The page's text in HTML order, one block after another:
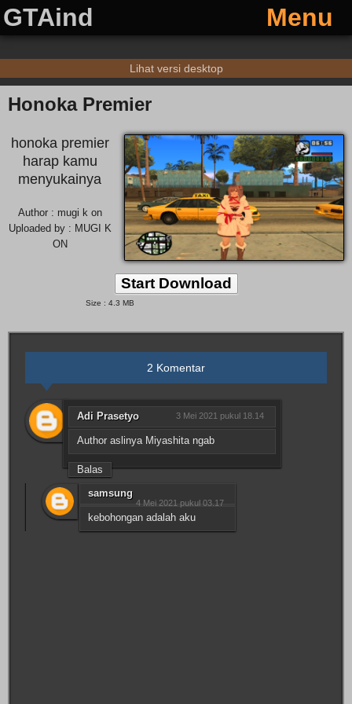
GTAind Menu
Lihat versi desktop
Honoka Premier
honoka premier
harap kamu
menyukainya
Author : mugi k on
Uploaded by : MUGI K
ON
Start Download
Size : 4.3 MB
2 Komentar
Adi Prasetyo 3 Mei 2021 pukul 18.14
Author aslinya Miyashita ngab
Balas
samsung
4 Mei 2021 pukul 03.17
kebohongan adalah aku